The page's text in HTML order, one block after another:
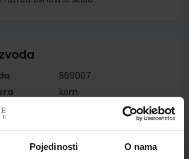
Pojedinosti O nama
569007
kom
Andrea Škribulja Horvat
Gabelica